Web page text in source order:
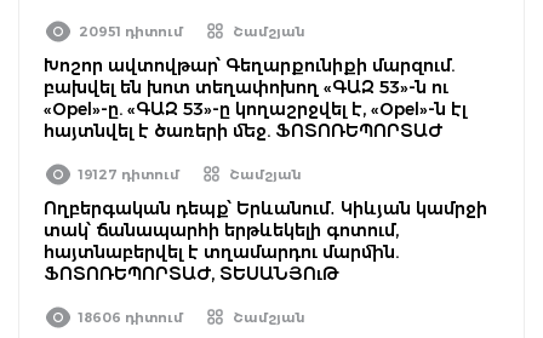
20951 դիտում Շամշյան
Խոշոր ավտովթար՝ Գեղարքունիքի մարզում.
բախվել են խոտ տեղափոխող «ԳԱԶ 53»-ն ու
«Opel»-ը. «ԳԱԶ 53»-ը կողաշրջվել է, «Opel»-ն էլ
հայտնվել է ծառերի մեջ. ՖՈՏՈՌԵՊՈՐՏԱԺ
19127 դիտում Շամշյան
Ողբերգական դեպք՝ Երևանում․ Կիևյան կամրջի
տակ՝ ճանապարհի երթևեկելի գոտում,
հայտնաբերվել է տղամարդու մարմին.
ՖՈՏՈՌԵՊՈՐՏԱԺ, ՏԵՍԱՆՅՈւԹ
18606 դիտում Շամշյան